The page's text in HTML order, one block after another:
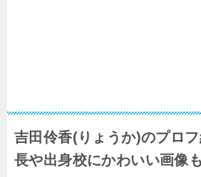
吉田伶香(りょうか)のプロ
長や出身校にかわいい画像も